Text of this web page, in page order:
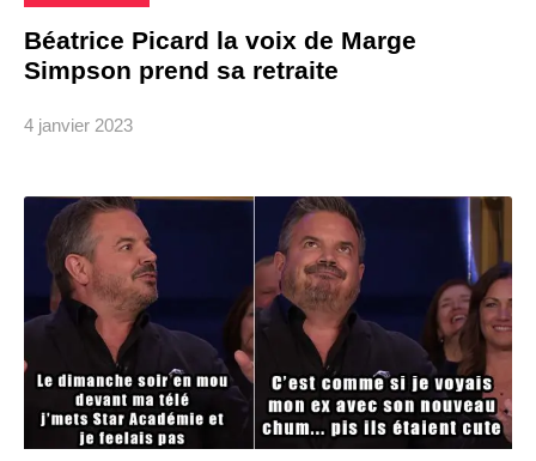
Béatrice Picard la voix de Marge
Simpson prend sa retraite
4 janvier 2023